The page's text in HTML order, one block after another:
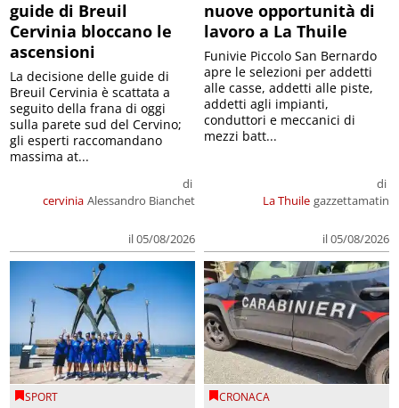
guide di Breuil
Cervinia bloccano le
ascensioni
cervinia
di
Alessandro Bianchet
il 05/08/2026
La decisione delle guide di
Breuil Cervinia è scattata a
seguito della frana di oggi
sulla parete sud del Cervino;
gli esperti raccomandano
massima at...
nuove opportunità di
lavoro a La Thuile
La Thuile
di
gazzettamatin
il 05/08/2026
Funivie Piccolo San Bernardo
apre le selezioni per addetti
alle casse, addetti alle piste,
addetti agli impianti,
conduttori e meccanici di
mezzi batt...
SPORT CRONACA